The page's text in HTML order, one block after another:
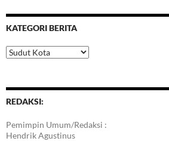
KATEGORI BERITA
Kategori
Berita
REDAKSI:
Pemimpin Umum/Redaksi :
Hendrik Agustinus